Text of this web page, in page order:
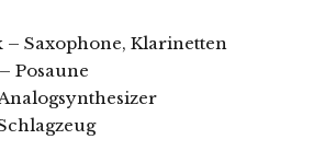
– Saxophone, Klarinetten
Posaune